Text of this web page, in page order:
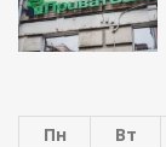
Пн
Вт